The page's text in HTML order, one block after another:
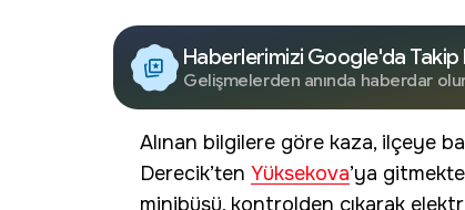
Haberlerimizi Google'da Takip
Gelişmelerden anında haberdar
Alınan bilgilere göre kaza, ilçeye
Derecik’ten Yüksekova’ya
minibüsü, kontrolden çıkarak